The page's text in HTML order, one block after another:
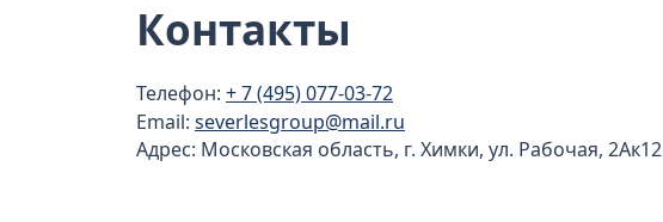
Контакты
Телефон: + 7 (495) 077-03-72
Email: severlesgroup@mail.ru
Адрес: Московская область, г. Химки, ул. Рабочая, 2Ак12